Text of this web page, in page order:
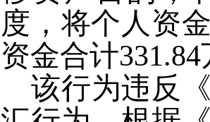
度，将个人资
资金合计331.84
该行为违反